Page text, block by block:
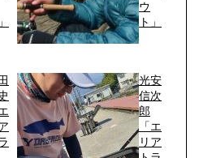
ウ
ト」
光安
信次
郎
「エ
リア